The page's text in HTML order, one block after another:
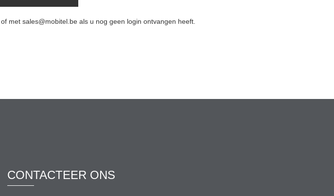
met sales@mobitel.be als u nog geen login ontvangen heeft.
CONTACTEER ONS